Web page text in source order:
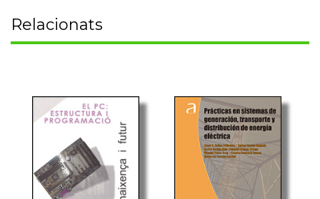
Relacionats